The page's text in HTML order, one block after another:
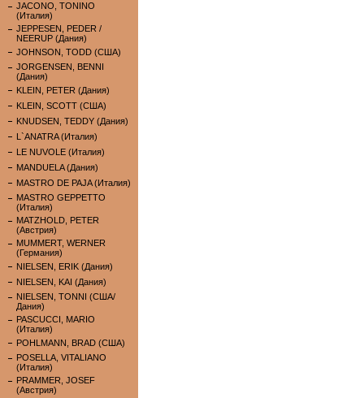
JACONO, TONINO
(Италия)
JEPPESEN, PEDER /
NEERUP (Дания)
JOHNSON, TODD (США)
JORGENSEN, BENNI
(Дания)
KLEIN, PETER (Дания)
KLEIN, SCOTT (США)
KNUDSEN, TEDDY (Дания)
L`ANATRA (Италия)
LE NUVOLE (Италия)
MANDUELA (Дания)
MASTRO DE PAJA (Италия)
MASTRO GEPPETTO
(Италия)
MATZHOLD, PETER
(Австрия)
MUMMERT, WERNER
(Германия)
NIELSEN, ERIK (Дания)
NIELSEN, KAI (Дания)
NIELSEN, TONNI (США/
Дания)
PASCUCCI, MARIO
(Италия)
POHLMANN, BRAD (США)
POSELLA, VITALIANO
(Италия)
PRAMMER, JOSEF
(Австрия)